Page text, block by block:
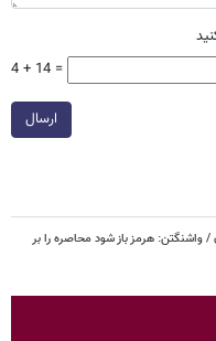
4 + 14 =
ارسال
واشنگتن: هرمز باز شود محاصره را بر